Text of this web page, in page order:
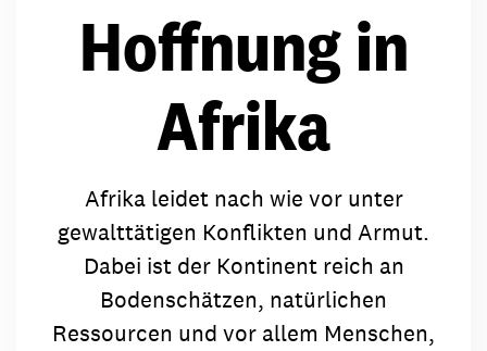
Hoffnung in
Afrika
Afrika leidet nach wie vor unter
gewalttätigen Konflikten und Armut.
Dabei ist der Kontinent reich an
Bodenschätzen, natürlichen
Ressourcen und vor allem Menschen,